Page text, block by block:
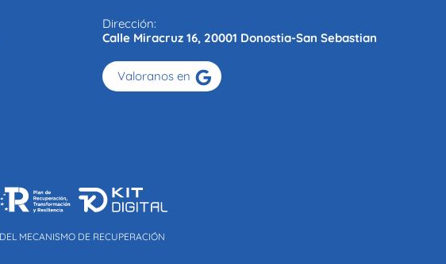
Dirección:
Calle Miracruz 16, 20001 Donostia-San Sebastian
Valoranos en
MECANISMO DE RECUPERACIÓN